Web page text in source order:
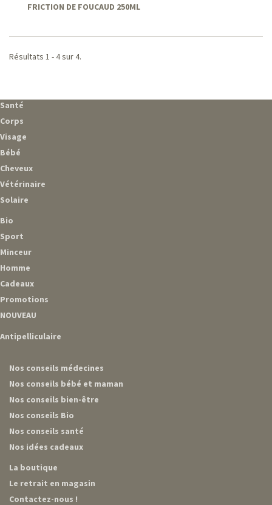
FRICTION DE FOUCAUD 250ML
Résultats 1 - 4 sur 4.
Santé
Corps
Visage
Bébé
Cheveux
Vétérinaire
Solaire
Bio
Sport
Minceur
Homme
Cadeaux
Promotions
NOUVEAU
Antipelliculaire
Nos conseils médecines
Nos conseils bébé et maman
Nos conseils bien-être
Nos conseils Bio
Nos conseils santé
Nos idées cadeaux
La boutique
Le retrait en magasin
Contactez-nous !